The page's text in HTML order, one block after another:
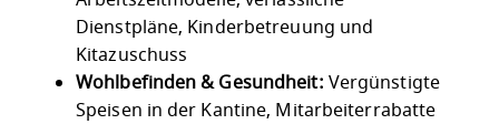
Dienstpläne, Kinderbetreuung und
Kitazuschuss
Wohlbefinden & Gesundheit: Vergünstigte
Speisen in der Kantine, Mitarbeiterrabatte